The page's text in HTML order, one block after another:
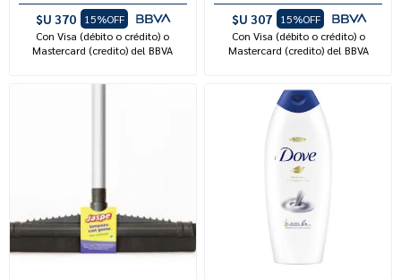
$U 370
15%OFF
Con Visa (débito o crédito) o
Mastercard (credito) del BBVA
$U 307
15%OFF
Con Visa (débito o crédito) o
Mastercard (credito) del BBVA